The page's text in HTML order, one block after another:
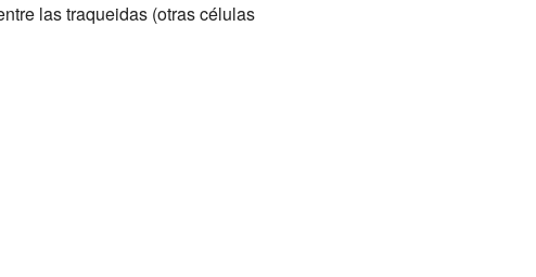
las traqueidas (otras células